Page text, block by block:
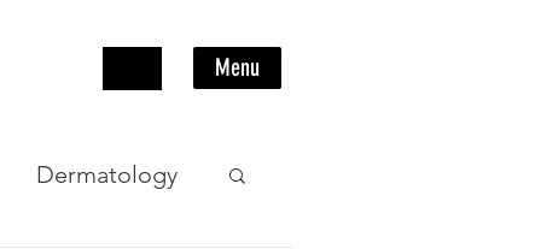
Menu
Dermatology